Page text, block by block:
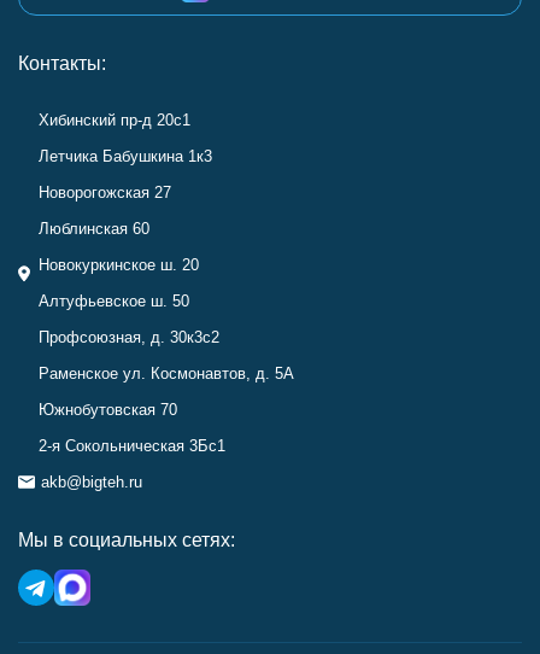
Контакты:
Хибинский пр-д 20с1
Летчика Бабушкина 1к3
Новорогожская 27
Люблинская 60
Новокуркинское ш. 20
Алтуфьевское ш. 50
Профсоюзная, д. 30к3с2
Раменское ул. Космонавтов, д. 5А
Южнобутовская 70
2-я Сокольническая 3Бс1
akb@bigteh.ru
Мы в социальных сетях: